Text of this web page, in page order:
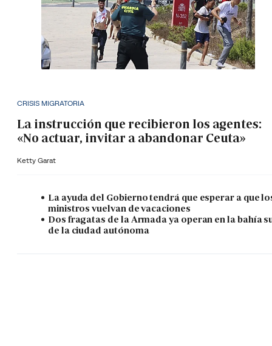
CRISIS MIGRATORIA
La instrucción que recibieron los agentes:
«No actuar, invitar a abandonar Ceuta»
Ketty Garat
La ayuda del Gobierno tendrá que esperar a que
ministros vuelvan de vacaciones
Dos fragatas de la Armada ya operan en la bahía
de la ciudad autónoma